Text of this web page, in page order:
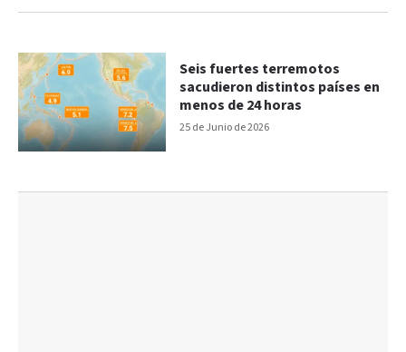
25 de Junio de 2026
Seis fuertes terremotos
sacudieron distintos países en
menos de 24 horas